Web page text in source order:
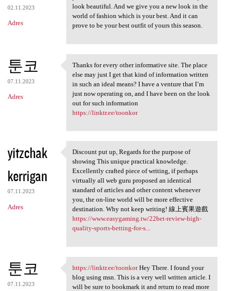
02.11.2023
Adres
look beautiful. And we give you a new look in the
world of fashion which is your best. And it can
prove to be your best outfit of yours this season.
툰코
07.11.2023
Adres
Thanks for every other
Thanks for every other informative site. The place
else may just I get that kind of information written
in such an ideal means? I have a venture that I’m
just now operating on, and I have been on the look
out for such information
https://linktr.ee/toonkor
yitzchak
kerrigan
07.11.2023
Adres
Discount put up, Regards for
Discount put up, Regards for the purpose of
showing This unique practical knowledge.
Excellently crafted piece of writing, if perhaps
virtually all web guru proposed an identical
standard of articles and other content whenever
you, the on-line world will be more effective
destination. Why not keep writing! 線上賓果遊戲
https://www.easygaming.tw/22bet-review-high-
quality-sports-betting-for-s...
툰코
07.11.2023
https://linktr.ee/toonkor Hey
https://linktr.ee/toonkorHey There. I found your
blog using msn. This is a very well written article. I
will be sure to bookmark it and return to read more